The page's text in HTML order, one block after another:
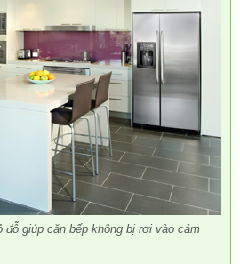
đỗ giúp căn bếp không bị rơi vào cảm